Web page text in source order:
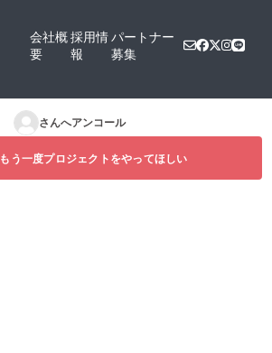
会社概
要
採用情
報
パートナー
募集
さんへアンコール
もう一度プロジェクトをやってほしい